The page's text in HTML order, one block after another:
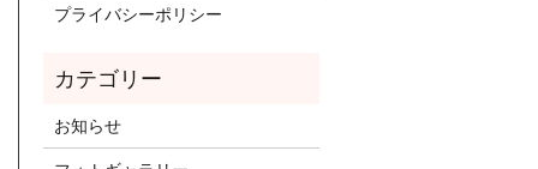
プライバシーポリシー
お知らせ